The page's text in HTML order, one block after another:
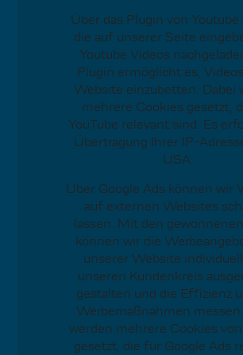
Über das Plugin von Youtube
die auf unserer Seite
Youtube Videos
Plugin ermöglicht es,
Website einzubetten. Dabei
mehrere Cookies gesetzt,
YouTube relevant sind. Es
Übertragung Ihrer IP-
USA.
Über Google Ads können wir
auf externen Websites
lassen. Mit den
können wir die
unserer Website
unseren Kundenkreis
gestalten und die Effizienz
Werbemaßnahmen
werden mehrere Cookies
gesetzt, die für Google Ads